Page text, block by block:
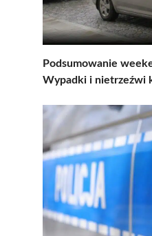
Podsumowanie
Wypadki i nietrzeźwi